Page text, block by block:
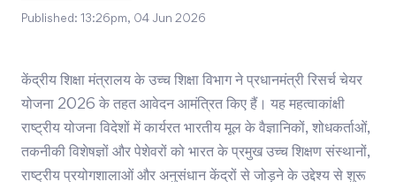
Published: 13:26pm, 04 Jun 2026
केंद्रीय शिक्षा मंत्रालय के उच्च शिक्षा विभाग ने प्रधानमंत्री रिसर्च चेयर
योजना 2026 के तहत आवेदन आमंत्रित किए हैं। यह महत्वाकांक्षी
राष्ट्रीय योजना विदेशों में कार्यरत भारतीय मूल के वैज्ञानिकों, शोधकर्ताओं,
तकनीकी विशेषज्ञों और पेशेवरों को भारत के प्रमुख उच्च शिक्षण संस्थानों,
राष्ट्रीय प्रयोगशालाओं और अनुसंधान केंद्रों से जोड़ने के उद्देश्य से शुरू